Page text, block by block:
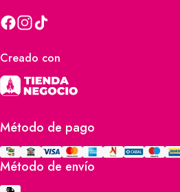
Creado con
Método de pago
Método de envío